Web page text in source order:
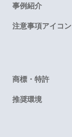
事例紹介
注意事項アイコン
商標・特許
推奨環境